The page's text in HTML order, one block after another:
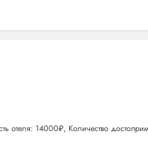
отеля: 14000₽, Количество